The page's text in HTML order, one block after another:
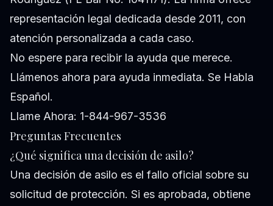
representación legal dedicada desde 2011, con
atención personalizada a cada caso.
No espere para recibir la ayuda que merece.
Llámenos ahora para ayuda inmediata. Se Habla
Español.
Llame Ahora: 1-844-967-3536
Preguntas Frecuentes
¿Qué significa una decisión de asilo?
Una decisión de asilo es el fallo oficial sobre su
solicitud de protección. Si es aprobada, obtiene